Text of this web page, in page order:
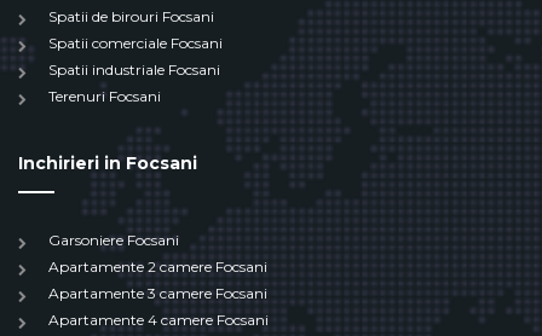
Spatii de birouri Focsani
Spatii comerciale Focsani
Spatii industriale Focsani
Terenuri Focsani
Inchirieri in Focsani
Garsoniere Focsani
Apartamente 2 camere Focsani
Apartamente 3 camere Focsani
Apartamente 4 camere Focsani